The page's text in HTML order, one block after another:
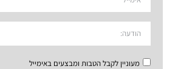
מעוניין לקבל הטבות ומבצעים באימייל